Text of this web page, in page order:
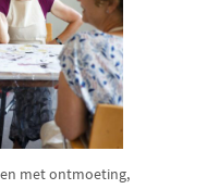
met ontmoeting,